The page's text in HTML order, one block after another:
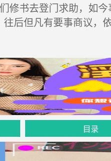
修书去登门求助，如
后但凡有要事商议，
目录